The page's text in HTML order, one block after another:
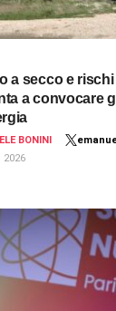
a secco e
a convocare
BONINI
2026